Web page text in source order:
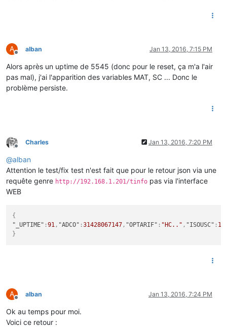
A
Offline
alban Jan 13, 2016, 7:15 PM
Alors après un uptime de 5545 (donc pour le reset, ça m'a l'air
pas mal), j'ai l'apparition des variables MAT, SC ... Donc le
problème persiste.
Offline
Charles Jan 13, 2016, 7:20 PM
@alban
Attention le test/fix test n'est fait que pour le retour json via une
requête genre http://192.168.1.201/tinfo pas via l'interface
WEB
{
"_UPTIME" :91, "ADCO" :31428067147, "OPTARIF" : "HC.." , "ISOUSC" : 15
}
A
Offline
alban Jan 13, 2016, 7:24 PM
Ok au temps pour moi.
Voici ce retour :